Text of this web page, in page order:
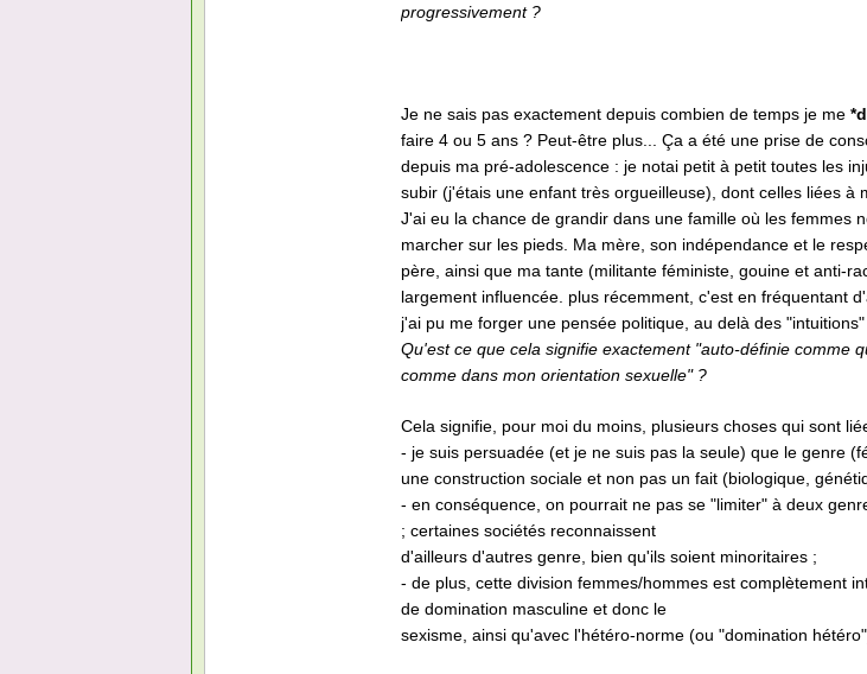
progressivement ?
Je ne sais pas exactement depuis combien de temps je me
faire 4 ou 5 ans ? Peut-être plus... Ça a été une prise de
depuis ma pré-adolescence : je notai petit à petit toutes les
subir (j'étais une enfant très orgueilleuse), dont celles liées à
J'ai eu la chance de grandir dans une famille où les femmes
marcher sur les pieds. Ma mère, son indépendance et le
père, ainsi que ma tante (militante féministe, gouine et anti-
largement influencée. plus récemment, c'est en fréquentant
j'ai pu me forger une pensée politique, au delà des "intuitions"
Qu'est ce que cela signifie exactement "auto-définie comme
comme dans mon orientation sexuelle" ?
Cela signifie, pour moi du moins, plusieurs choses qui sont
- je suis persuadée (et je ne suis pas la seule) que le genre
une construction sociale et non pas un fait (biologique,
- en conséquence, on pourrait ne pas se "limiter" à deux
; certaines sociétés reconnaissent
d'ailleurs d'autres genre, bien qu'ils soient minoritaires ;
- de plus, cette division femmes/hommes est complètement
de domination masculine et donc le
sexisme, ainsi qu'avec l'hétéro-norme (ou "domination